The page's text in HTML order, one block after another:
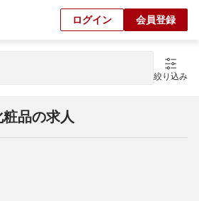
ログイン 会員登録
絞り込み
品の求人